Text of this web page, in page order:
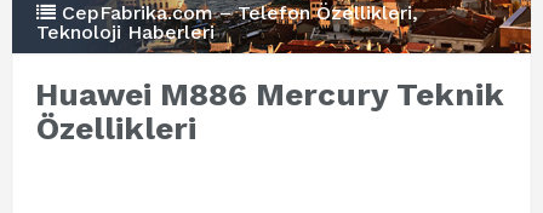
CepFabrika.com – Telefon Özellikleri,
Teknoloji Haberleri
Huawei M886 Mercury Teknik
Özellikleri